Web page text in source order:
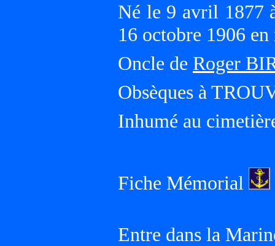
Né le 9 avril 1877
16 octobre 1906
Oncle de Roger
Obsèques à
Inhumé au
Fiche Mémorial
Entre dans la